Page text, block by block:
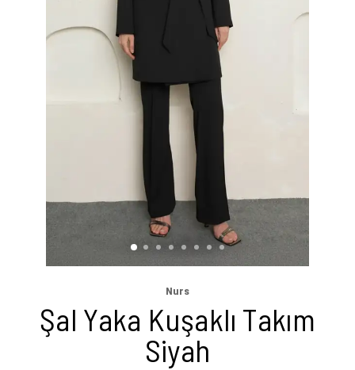
Nurs
Şal Yaka Kuşaklı Takım
Siyah